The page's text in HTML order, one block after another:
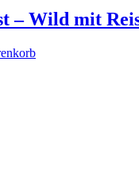
– Wild mit